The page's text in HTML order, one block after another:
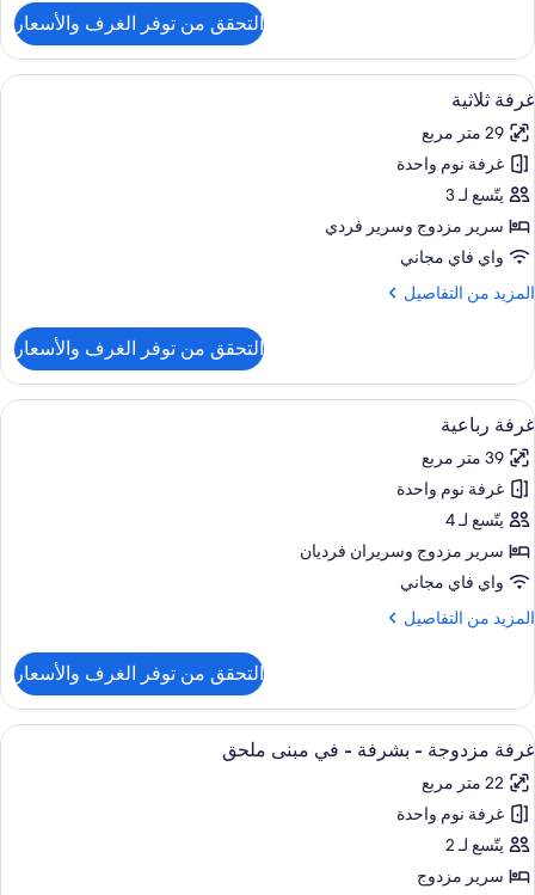
شقة
في
مبنى
ملحق
التحقق من توفر الغرف والأسعار
استعراض
جميع
صور
غرفة
ثلاثية
مكتب ومساحة عمل للكمبيوتر المحمول
6
غرفة ثلاثية
29 متر مربع
غرفة نوم واحدة
يتّسع لـ 3
سرير مزدوج‫‬ وسرير فردي
واي فاي مجاني
المزيد من التفاصيل
المزيد
غرفة
ثلاثية
التحقق من توفر الغرف والأسعار
استعراض
جميع
صور
غرفة
رباعية
مكتب ومساحة عمل للكمبيوتر المحمول
4
غرفة رباعية
39 متر مربع
غرفة نوم واحدة
يتّسع لـ 4
سرير مزدوج‫‬ وسريران فرديان
واي فاي مجاني
المزيد من التفاصيل
المزيد
غرفة
رباعية
التحقق من توفر الغرف والأسعار
استعراض
جميع
صور
غرفة
مزدوجة
-
مكتب ومساحة عمل للكمبيوتر المحمول
6
غرفة مزدوجة - بشرفة - في مبنى ملحق
22 متر مربع
غرفة نوم واحدة
يتّسع لـ 2
سرير مزدوج